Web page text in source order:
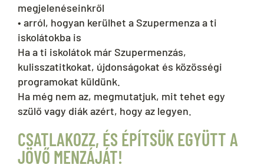
megjelenéseinkről
• arról, hogyan kerülhet a Szupermenza a ti
iskolátokba is
Ha a ti iskolátok már Szupermenzás,
kulisszatitkokat, újdonságokat és közösségi
programokat küldünk.
Ha még nem az, megmutatjuk, mit tehet egy
szülő vagy diák azért, hogy az legyen.
CSATLAKOZZ, ÉS ÉPÍTSÜK EGYÜTT A
JÖVŐ MENZÁJÁT!